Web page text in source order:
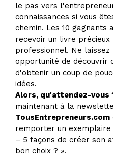
le pas vers
connaissances si vous
chemin. Les 10 gagnants
recevoir un livre
professionnel. Ne
opportunité de découvrir
d'obtenir un coup de
idées.
Alors, qu'attendez-vous
maintenant à la
TousEntrepreneurs.com
remporter un
– 5 façons de créer son
bon choix ? ».